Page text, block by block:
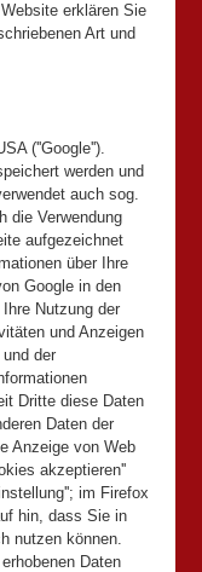
erklären Sie
Art und
(''Google'').
werden und
auch sog.
die Verwendung
aufgezeichnet
über Ihre
Google in den
Nutzung der
und Anzeigen
der
Dritte diese Daten
Daten der
Anzeige von Web
akzeptieren''
im Firefox
hin, dass Sie in
nutzen können.
Daten